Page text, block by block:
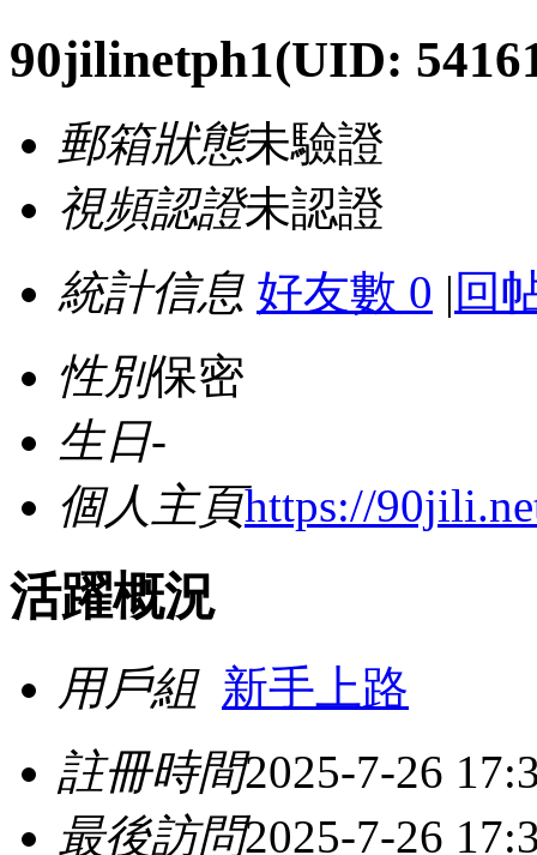
90jilinetph1(UID:
郵箱狀態未驗證
視頻認證未認證
統計信息 好友數 0 | 回
性別保密
生日-
個人主頁https://
活躍概況
用戶組 新手上路
註冊時間2025-7-26
最後訪問2025-7-26